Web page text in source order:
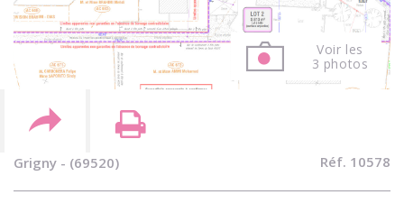
Grigny - (69520) Réf. 10578
Voir les
3 photos